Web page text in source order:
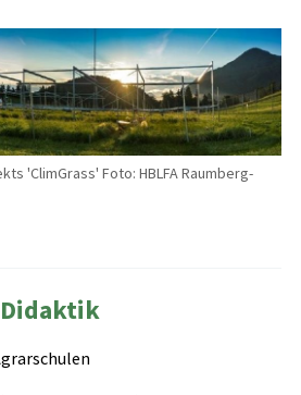
'ClimGrass' Foto: HBLFA Raumberg-